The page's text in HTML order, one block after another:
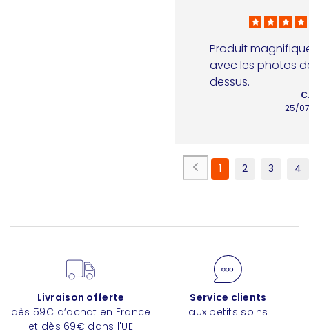
Produit
avec les photos
dessus.
25/
1 2 3 4
Livraison offerte
dès 59€ d’achat en France
et dès 69€ dans l'UE
Service clients
aux petits soins